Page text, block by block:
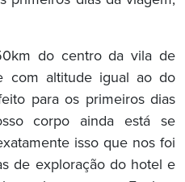
do centro da vila de
com altitude igual ao do
para os primeiros dias
corpo ainda está se
isso que nos foi
de exploração do hotel e